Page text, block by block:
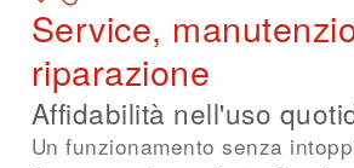
Service,
riparazione
Affidabilità nell'uso
Un funzionamento senza